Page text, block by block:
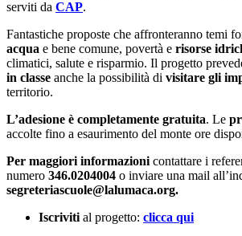
serviti da CAP.
Fantastiche proposte che affronteranno temi
acqua e bene comune, povertà e risorse
climatici, salute e risparmio. Il progetto
in classe anche la possibilità di visitare gli
territorio.
L’adesione è completamente gratuita. Le
accolte fino a esaurimento del monte ore
Per maggiori informazioni contattare i
numero 346.0204004 o inviare una mail
segreteriascuole@lalumaca.org.
Iscriviti al progetto: clicca qui